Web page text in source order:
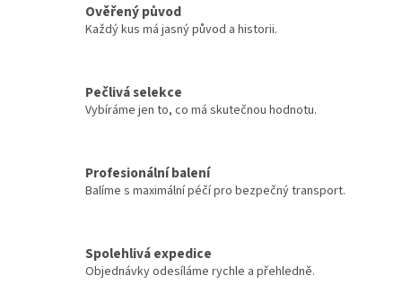
Ověřený původ
Každý kus má jasný původ a historii.
Pečlivá selekce
Vybíráme jen to, co má skutečnou hodnotu.
Profesionální balení
Balíme s maximální péčí pro bezpečný transport.
Spolehlivá expedice
Objednávky odesíláme rychle a přehledně.